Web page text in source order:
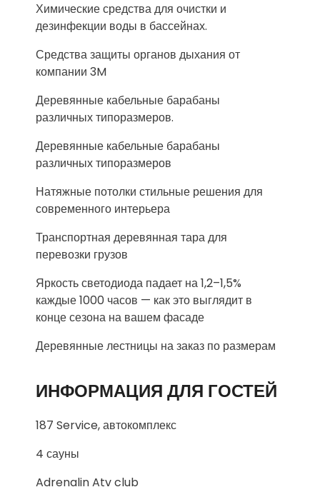
Химические средства для очистки и
дезинфекции воды в бассейнах.
Средства защиты органов дыхания от
компании 3M
Деревянные кабельные барабаны
различных типоразмеров.
Деревянные кабельные барабаны
различных типоразмеров
Натяжные потолки стильные решения для
современного интерьера
Транспортная деревянная тара для
перевозки грузов
Яркость светодиода падает на 1,2–1,5%
каждые 1000 часов — как это выглядит в
конце сезона на вашем фасаде
Деревянные лестницы на заказ по размерам
ИНФОРМАЦИЯ ДЛЯ ГОСТЕЙ
187 Service, автокомплекс
4 сауны
Adrenalin Atv club